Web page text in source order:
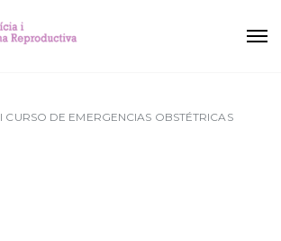
I CURSO DE EMERGENCIAS OBSTÉTRICAS